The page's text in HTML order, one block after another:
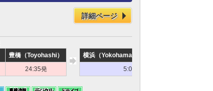
詳細ページ
豊橋（Toyohashi） 横浜（Yokohama City Air Terminal）
24:35発 5:00頃着